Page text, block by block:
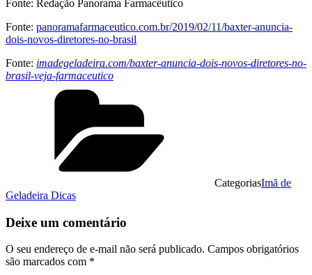
Fonte: Redação Panorama Farmacêutico
Fonte: panoramafarmaceutico.com.br/2019/02/11/baxter-anuncia-
dois-novos-diretores-no-brasil
Fonte: imadegeladeira.com/baxter-anuncia-dois-novos-diretores-no-
brasil-veja-farmaceutico
CategoriasImã de
Geladeira Dicas
Deixe um comentário
O seu endereço de e-mail não será publicado. Campos obrigatórios
são marcados com *